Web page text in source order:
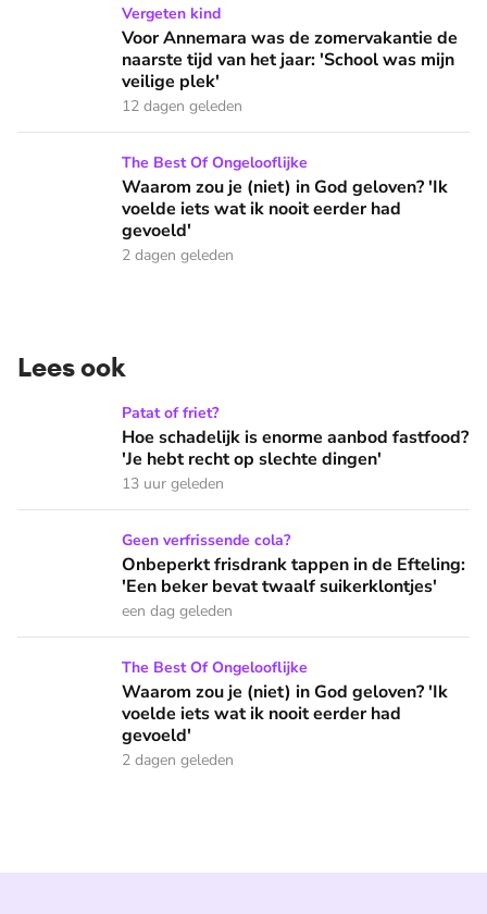
Voor Annemara was de zomervakantie de naarste tijd van
Vergeten kind
Voor Annemara was de zomervakantie de
naarste tijd van het jaar: 'School was mijn
veilige plek'
12 dagen geleden
Waarom zou je (niet) in God geloven? 'Ik voelde iets wat
The Best Of Ongelooflijke
Waarom zou je (niet) in God geloven? 'Ik
voelde iets wat ik nooit eerder had
gevoeld'
2 dagen geleden
Lees ook
Hoe schadelijk is enorme aanbod fastfood? 'Je hebt recht
Patat of friet?
Hoe schadelijk is enorme aanbod fastfood?
'Je hebt recht op slechte dingen'
13 uur geleden
Onbeperkt frisdrank tappen in de Efteling: 'Een beker
Geen verfrissende cola?
Onbeperkt frisdrank tappen in de Efteling:
'Een beker bevat twaalf suikerklontjes'
een dag geleden
Waarom zou je (niet) in God geloven? 'Ik voelde iets wat
The Best Of Ongelooflijke
Waarom zou je (niet) in God geloven? 'Ik
voelde iets wat ik nooit eerder had
gevoeld'
2 dagen geleden